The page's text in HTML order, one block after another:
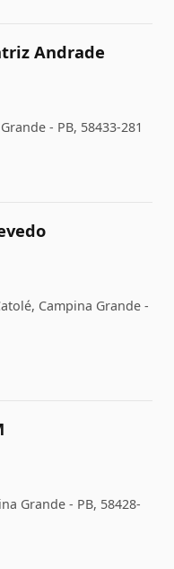
Andrade
- PB, 58433-281
Campina Grande -
Grande - PB, 58428-